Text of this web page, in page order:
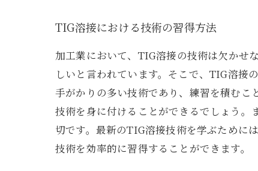
TIG溶接における技術の習得方法
加工業において、TIG溶接の技術は欠かせ
しいと言われています。そこで、TIG溶接
手がかりの多い技術であり、練習を積むこ
技術を身に付けることができるでしょう
切です。最新のTIG溶接技術を学ぶために
技術を効率的に習得することができます。